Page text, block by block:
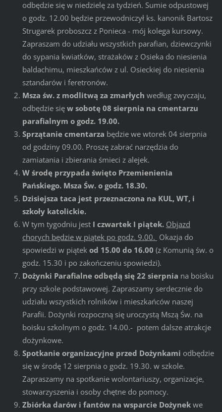
odbędzie się w niedzielę za tydzień. Sumie odpustowej
o godz. 12.00 będzie przewodniczył ks. kanonik Bartosz
Strugarek proboszcz z Ponieca - mój kolega kursowy.
Zapraszam do udziału wszystkich parafian, dziewczynki
do sypania kwiatków, strażaków z Osieka do niesienia
baldachimu, mieszkańców z ul. Osieckiej do niesienia
sztandarów i feretronów.
Msza św. z modlitwą za zmarłych według zwyczaju,
odbędzie się w sobotę 08 sierpnia na cmentarzu
parafialnym o godz. 19.00.
Sprzątanie cmentarza będzie we wtorek 04 sierpnia
od godziny 09.00. Proszę zabrać narzędzia do
zamiatania i zbierania śmieci z alejek.
W środę przypada święto Przemienienia
Pańskiego. Msza Św. o godz. 18.30.
Dzisiejsza taca jest przeznaczona na KUL, WT, i
szkoły katolickie.
W tym tygodniu jestI czwartek I piątek. Objazd
chorych będzie w piątek po godz. 9.00. Okazja do
spowiedzi w piątek od 15.00 do 16.00 (z Komunią św. o
godz. 15.30 i po zakończeniu spowiedzi).
Dożynki Parafialne odbędą się 22 sierpnia na boisku
przy szkole podstawowej. Zapraszamy serdecznie do
udziału wszystkich rolników i mieszkańców naszej
Parafii. Dożynki rozpoczną się uroczystą Mszą Św. na
boisku szkolnym o godz. 14.00.- potem dalsze atrakcje
dożynkowe.
Spotkanie organizacyjne przed Dożynkami odbędzie
się w środę 12 sierpnia o godz. 19.30. w szkole.
Zapraszamy na spotkanie wolontariuszy, organizacje,
stowarzyszenia i osoby chętne do pomocy.
Zbiórka darów i fantów na wsparcie Dożynek we